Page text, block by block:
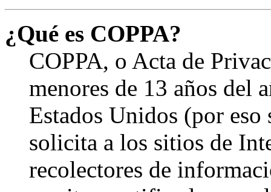
¿Qué es COPPA?
COPPA, o Acta de
menores de 13 años del
Estados Unidos (por eso
solicita a los sitios de
recolectores de